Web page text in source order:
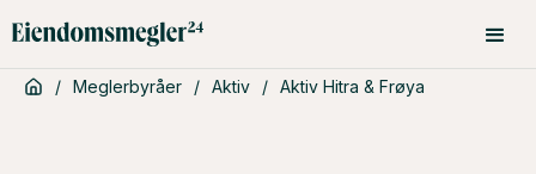
/ Meglerbyråer / Aktiv / Aktiv Hitra & Frøya